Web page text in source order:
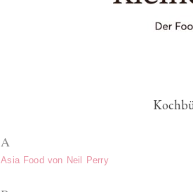
A
Asia Food von Neil Perry